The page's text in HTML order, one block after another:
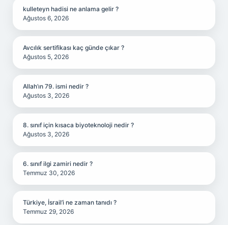
kulleteyn hadisi ne anlama gelir ?
Ağustos 6, 2026
Avcılık sertifikası kaç günde çıkar ?
Ağustos 5, 2026
Allah’ın 79. ismi nedir ?
Ağustos 3, 2026
8. sınıf için kısaca biyoteknoloji nedir ?
Ağustos 3, 2026
6. sınıf ilgi zamiri nedir ?
Temmuz 30, 2026
Türkiye, İsrail’i ne zaman tanıdı ?
Temmuz 29, 2026